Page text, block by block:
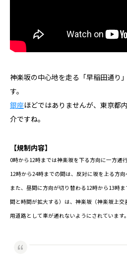
神楽坂の中心地を走る「早稲田通り
す。
銀座ほどではありませんが、東京都
介ですね。
【規制内容】
0時から12時までは神楽坂を下る方向に一方通行
12時から24時までの間は、反対に坂を上る方向
また、昼間に方向が切り替わる12時から13時
間と時間が拡大する）は、神楽坂（神楽坂上
用道路として車が通れないようにされています。